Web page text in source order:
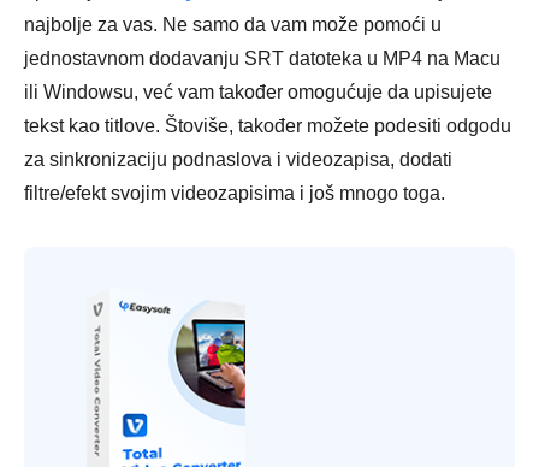
najbolje za vas. Ne samo da vam može pomoći u
jednostavnom dodavanju SRT datoteka u MP4 na Macu
ili Windowsu, već vam također omogućuje da upisujete
tekst kao titlove. Štoviše, također možete podesiti odgodu
za sinkronizaciju podnaslova i videozapisa, dodati
filtre/efekt svojim videozapisima i još mnogo toga.